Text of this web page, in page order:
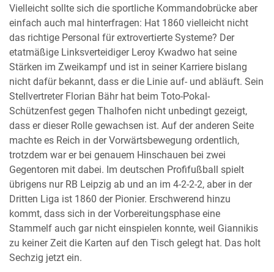
Vielleicht sollte sich die sportliche Kommandobrücke aber
einfach auch mal hinterfragen: Hat 1860 vielleicht nicht
das richtige Personal für extrovertierte Systeme? Der
etatmäßige Linksverteidiger Leroy Kwadwo hat seine
Stärken im Zweikampf und ist in seiner Karriere bislang
nicht dafür bekannt, dass er die Linie auf- und abläuft. Sein
Stellvertreter Florian Bähr hat beim Toto-Pokal-
Schützenfest gegen Thalhofen nicht unbedingt gezeigt,
dass er dieser Rolle gewachsen ist. Auf der anderen Seite
machte es Reich in der Vorwärtsbewegung ordentlich,
trotzdem war er bei genauem Hinschauen bei zwei
Gegentoren mit dabei. Im deutschen Profifußball spielt
übrigens nur RB Leipzig ab und an im 4-2-2-2, aber in der
Dritten Liga ist 1860 der Pionier. Erschwerend hinzu
kommt, dass sich in der Vorbereitungsphase eine
Stammelf auch gar nicht einspielen konnte, weil Giannikis
zu keiner Zeit die Karten auf den Tisch gelegt hat. Das holt
Sechzig jetzt ein.